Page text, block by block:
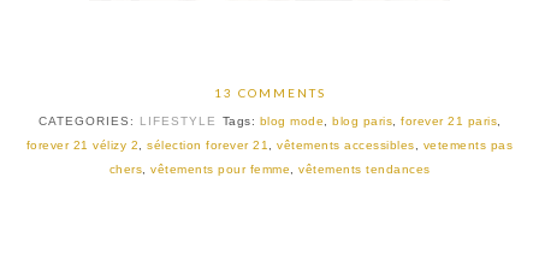
13 COMMENTS
CATEGORIES: LIFESTYLE Tags: blog mode blog paris forever 21 paris
forever 21 vélizy 2
,sélection forever 21 ,vêtements accessibles
vetements pas
chers
vêtements pour femme vêtements tendances